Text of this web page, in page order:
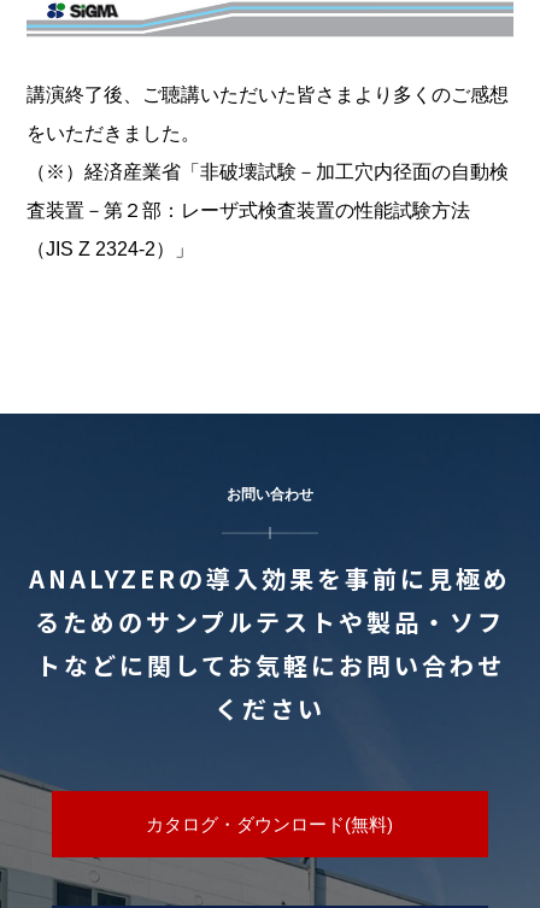
講演終了後、ご聴講いただいた皆さまより多くのご感想
をいただきました。
（※）経済産業省「非破壊試験－加工穴内径面の自動検
査装置－第２部：レーザ式検査装置の性能試験方法
（JIS Z 2324-2）」
お問い合わせ
ANALYZERの導入効果を事前に見極め
るためのサンプルテストや製品・ソフ
トなどに関してお気軽にお問い合わせ
ください
カタログ・ダウンロード(無料)